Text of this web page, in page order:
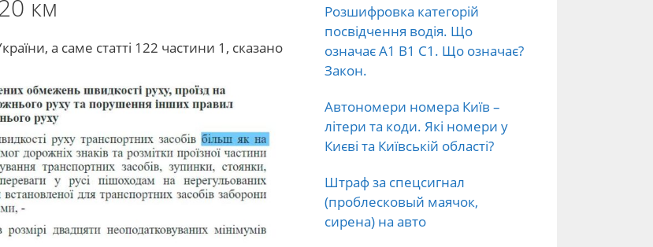
км
а саме статті 122 частини 1, сказано
Розшифровка категорій
посвідчення водія. Що
означає А1 В1 С1. Що означає?
Закон.
Автономери номера Київ –
літери та коди. Які номери у
Києві та Київській області?
Штраф за спецсигнал
(проблесковый маячок,
сирена) на авто